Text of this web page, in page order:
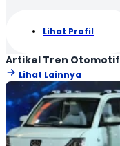
Lihat Profil
Artikel Tren Otomotif
Lihat Lainnya